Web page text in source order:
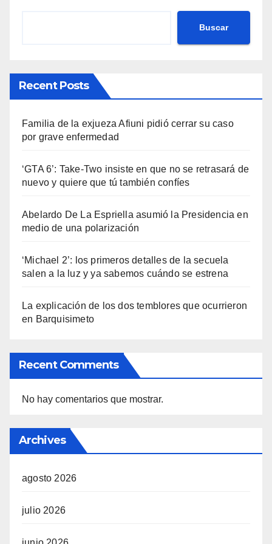
Buscar
Recent Posts
Familia de la exjueza Afiuni pidió cerrar su caso
por grave enfermedad
‘GTA 6’: Take-Two insiste en que no se retrasará de
nuevo y quiere que tú también confíes
Abelardo De La Espriella asumió la Presidencia en
medio de una polarización
‘Michael 2’: los primeros detalles de la secuela
salen a la luz y ya sabemos cuándo se estrena
La explicación de los dos temblores que ocurrieron
en Barquisimeto
Recent Comments
No hay comentarios que mostrar.
Archives
agosto 2026
julio 2026